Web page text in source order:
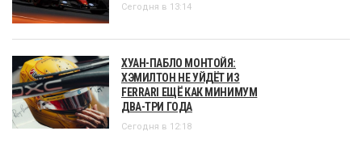
Сегодня в 13:14
ХУАН-ПАБЛО МОНТОЙЯ:
ХЭМИЛТОН НЕ УЙДЁТ ИЗ
FERRARI ЕЩЁ КАК МИНИМУМ
ДВА-ТРИ ГОДА
Сегодня в 12:18